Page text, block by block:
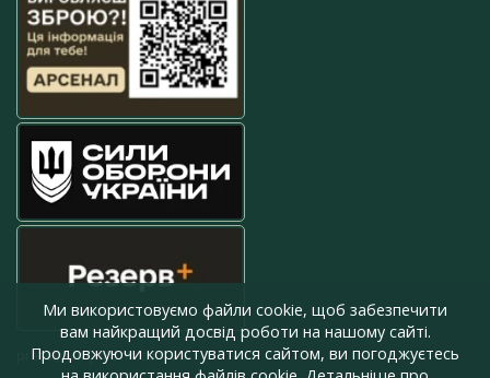
press@armyinform.com.ua
Ми використовуємо файли cookie, щоб забезпечити
вам найкращий досвід роботи на нашому сайті.
Продовжуючи користуватися сайтом, ви погоджуєтесь